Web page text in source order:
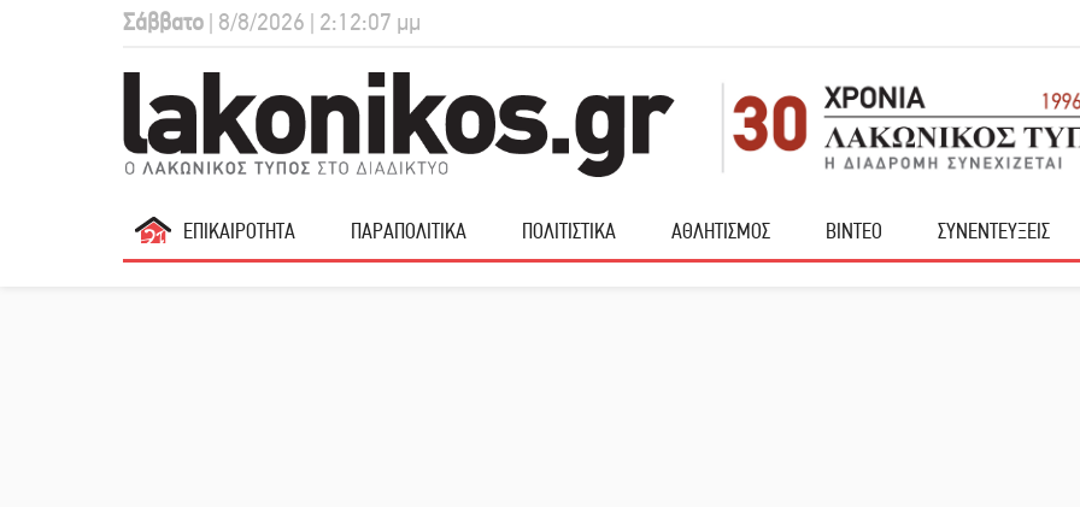
Σάββατο | 8/8/2026 | 2:12:08 μμ
ΕΠΙΚΑΙΡΟΤΗΤΑ ΠΑΡΑΠΟΛΙΤΙΚΑ ΠΟΛΙΤΙΣΤΙΚΑ ΑΘΛΗΤΙΣΜΟΣ ΒΙΝΤΕΟ ΣΥΝΕΝΤΕΥΞΕΙΣ